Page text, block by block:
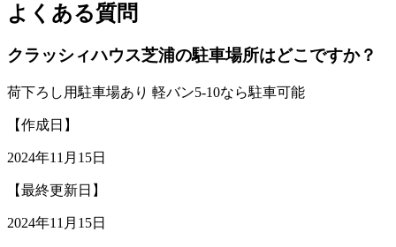
よくある質問
クラッシィハウス芝浦の駐車場所はどこですか？
荷下ろし用駐車場あり 軽バン5-10なら駐車可能
【作成日】
2024年11月15日
【最終更新日】
2024年11月15日